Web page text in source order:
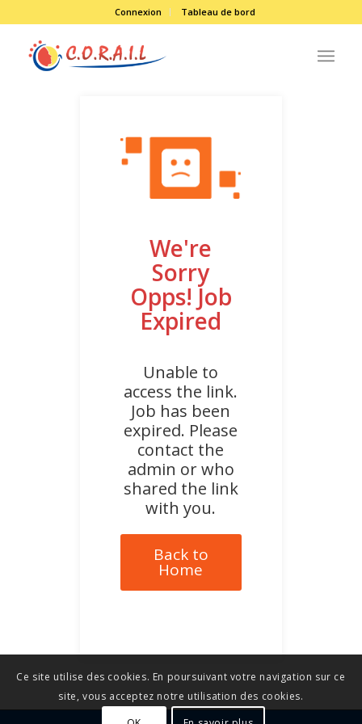
Connexion Tableau de bord
We're
Sorry
Opps! Job
Expired
Unable to
access the link.
Job has been
expired. Please
contact the
admin or who
shared the link
with you.
Back to
Home
Ce site utilise des cookies. En poursuivant votre navigation sur ce
site, vous acceptez notre utilisation des cookies.